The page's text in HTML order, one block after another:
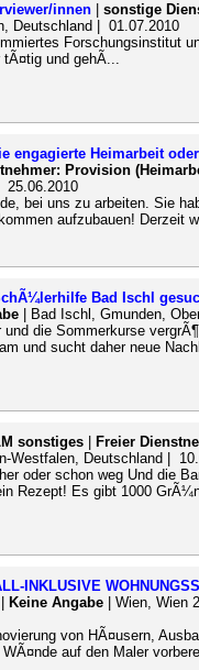
innen sonstige
Deutschland | 01.07.2010
Forschungsinstitut
und gehÃ...
engagierte Heimarbeit
Provision
25.06.2010
bei uns zu arbeiten. Sie
aufzubauen! Derzeit
Bad Ischl
| Bad Ischl, Gmunden,
die Sommerkurse
und sucht daher neue
sonstiges Freier
Westfalen, Deutschland |
oder schon weg Und die
Rezept! Es gibt 1000
INKLUSIVE
Keine Angabe | Wien, Wien
von HÃ¤usern,
auf den Maler